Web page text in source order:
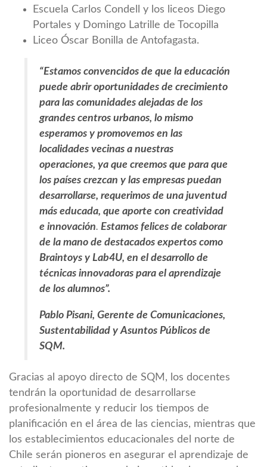
Escuela Carlos Condell y los liceos Diego
Portales y Domingo Latrille de Tocopilla
Liceo Óscar Bonilla de Antofagasta.
“Estamos convencidos de que la educación
puede abrir oportunidades de crecimiento
para las comunidades alejadas de los
grandes centros urbanos, lo mismo
esperamos y promovemos en las
localidades vecinas a nuestras
operaciones, ya que creemos que para que
los países crezcan y las empresas puedan
desarrollarse, requerimos de una juventud
más educada, que aporte con creatividad
e innovación. Estamos felices de colaborar
de la mano de destacados expertos como
Braintoys y Lab4U, en el desarrollo de
técnicas innovadoras para el aprendizaje
de los alumnos”.
Pablo Pisani, Gerente de Comunicaciones,
Sustentabilidad y Asuntos Públicos de
SQM.
Gracias al apoyo directo de SQM, los docentes
tendrán la oportunidad de desarrollarse
profesionalmente y reducir los tiempos de
planificación en el área de las ciencias, mientras que
los establecimientos educacionales del norte de
Chile serán pioneros en asegurar el aprendizaje de